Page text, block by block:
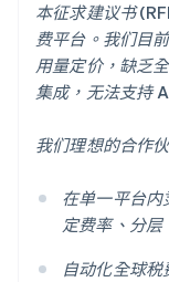
本征求建议书
费平台。我们目
用量定价，缺乏
集成，无法支持
我们理想的合作
在单一平台
定费率、分
自动化全球